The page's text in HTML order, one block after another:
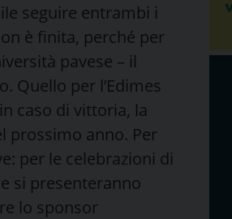
seguire entrambi i
è finita, perché per
pavese – il
Quello per l’Edimes
caso di vittoria, la
prossimo anno. Per
per le celebrazioni di
si presenteranno
lo sponsor